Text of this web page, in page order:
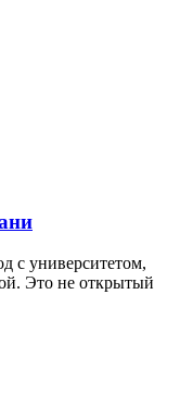
с университетом,
Это не открытый